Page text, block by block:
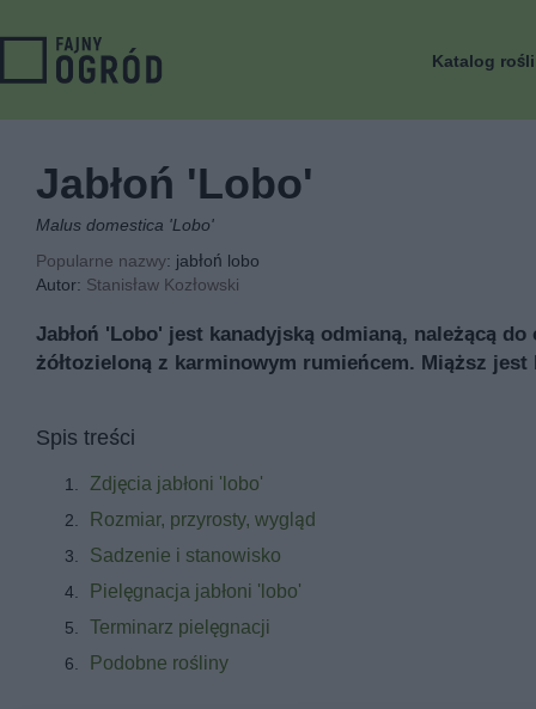
Katalog
Jabłoń 'Lobo'
Malus domestica 'Lobo'
Popularne nazwy: jabłoń lobo
Autor: Stanisław Kozłowski
Jabłoń 'Lobo' jest kanadyjską odmianą, należącą
żółtozieloną z karminowym rumieńcem. Miąższ
Spis treści
Zdjęcia jabłoni 'lobo'
Rozmiar, przyrosty, wygląd
Sadzenie i stanowisko
Pielęgnacja jabłoni 'lobo'
Terminarz pielęgnacji
Podobne rośliny